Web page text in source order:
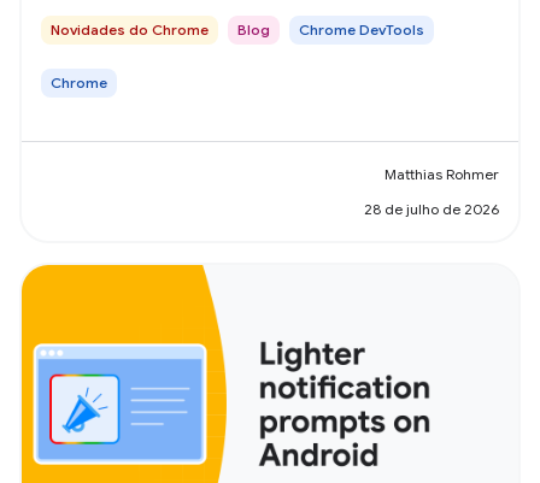
Novidades do Chrome Blog Chrome DevTools
Chrome
Matthias Rohmer
28 de julho de 2026